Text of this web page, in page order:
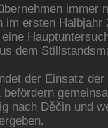
immer
im ersten Halbjahr
dem
der Einsatz
befördern
nach Děčin und